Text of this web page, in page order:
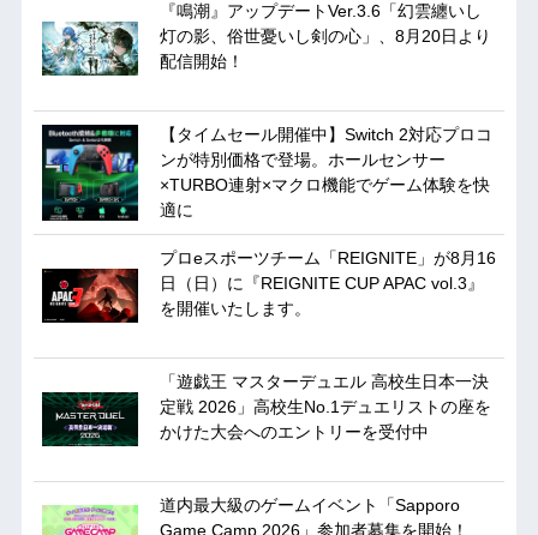
『鳴潮』アップデートVer.3.6「幻雲纏いし
灯の影、俗世憂いし剣の心」、8月20日より
配信開始！
【タイムセール開催中】Switch 2対応プロコ
ンが特別価格で登場。ホールセンサー
×TURBO連射×マクロ機能でゲーム体験を快
適に
プロeスポーツチーム「REIGNITE」が8月16
日（日）に『REIGNITE CUP APAC vol.3』
を開催いたします。
「遊戯王 マスターデュエル 高校生日本一決
定戦 2026」高校生No.1デュエリストの座を
かけた大会へのエントリーを受付中
道内最大級のゲームイベント「Sapporo
Game Camp 2026」参加者募集を開始！